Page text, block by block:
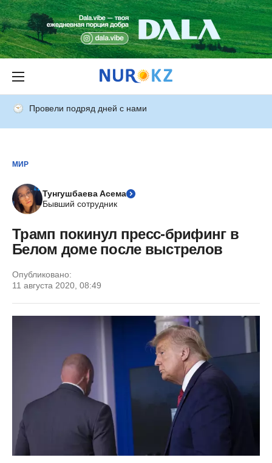
Провели подряд дней с нами
МИР
Тунгушбаева Асема
Бывший сотрудник
Трамп покинул пресс-брифинг в
Белом доме после выстрелов
Опубликовано:
11 августа 2020, 08:49